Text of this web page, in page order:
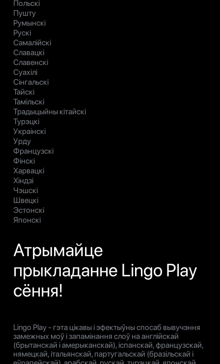
Польскі
Пушту
Румынскі
Рускі
Самалійскі
Славацкі
Славенскі
Суахілі
Сінгальскі
Тайскі
Тамільскі
Традыцыйны кітайскі
Турэцкі
Украінскі
Урду
Французскі
Фінскі
Харвацкі
Хіндзі
Чэшскі
Швецкі
Эстонскі
Японскі
Атрымайце
прыкладанне Lingo Play
сёння!
Lingo Play - гэта цікавы і эфектыўны спосаб вывучэння
замежных моў і запамінання слоў на англійскай
(брытанскай і амерыканскай), іспанскай, французскай,
нямецкай, італьянскай, партугальскай (бразільскай і